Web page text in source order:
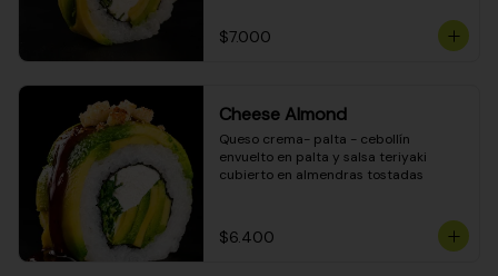
$7.000
Cheese Almond
Queso crema- palta - cebollín
envuelto en palta y salsa teriyaki
cubierto en almendras tostadas
$6.400